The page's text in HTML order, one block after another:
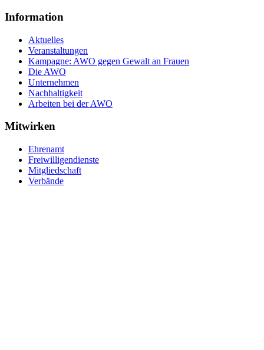
Information
Aktuelles
Veranstaltungen
Kampagne: AWO gegen Gewalt an Frauen
Die AWO
Unternehmen
Nachhaltigkeit
Arbeiten bei der AWO
Mitwirken
Ehrenamt
Freiwilligendienste
Mitgliedschaft
Verbände